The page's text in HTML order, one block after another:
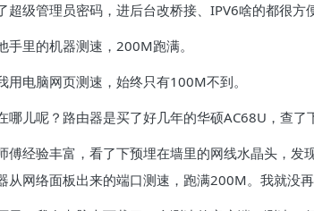
超级管理员密码，进后台改桥接、IPV6啥的都很方便
手里的机器测速，200M跑满。
用电脑网页测速，始终只有100M不到。
哪儿呢？路由器是买了好几年的华硕AC68U，查了
傅经验丰富，看了下预埋在墙里的网线水晶头，
从网络面板出来的端口测速，跑满200M。我就没再